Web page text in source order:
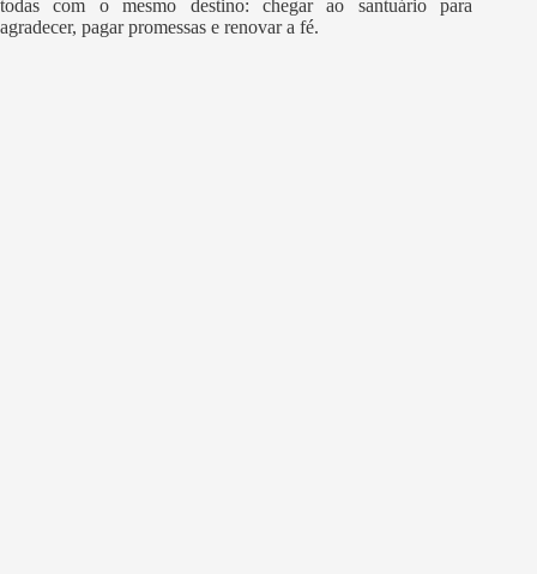
todas com o mesmo destino: chegar ao santuário para
agradecer, pagar promessas e renovar a fé.